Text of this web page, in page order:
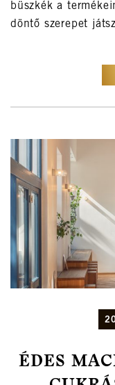
büszkék a
döntő szerepet
ÉDES